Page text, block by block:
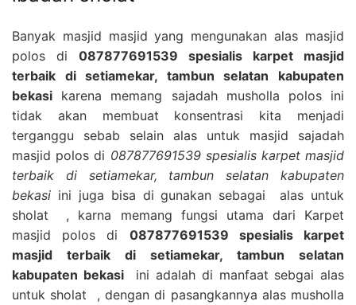
Banyak masjid masjid yang mengunakan alas masjid
polos di 087877691539 spesialis karpet masjid
terbaik di setiamekar, tambun selatan kabupaten
bekasi karena memang sajadah musholla polos ini
tidak akan membuat konsentrasi kita menjadi
terganggu sebab selain alas untuk masjid sajadah
masjid polos di 087877691539 spesialis karpet masjid
terbaik di setiamekar, tambun selatan kabupaten
bekasi ini juga bisa di gunakan sebagai alas untuk
sholat , karna memang fungsi utama dari Karpet
masjid polos di 087877691539 spesialis karpet
masjid terbaik di setiamekar, tambun selatan
kabupaten bekasiini adalah di manfaat sebgai alas
untuk sholat , dengan di pasangkannya alas musholla